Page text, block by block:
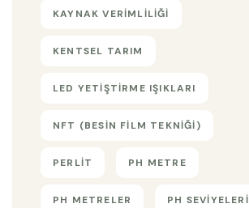
KAYNAK VERIMLILIĞI
KENTSEL TARIM
LED YETIŞTIRME IŞIKLARI
NFT (BESIN FILM TEKNIĞI)
PERLIT PH METRE
PH METRELER PH SEVIYELERI